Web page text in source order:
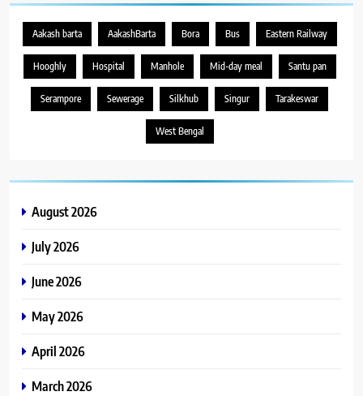
Aakash barta AakashBarta Bora Bus Eastern Railway
Hooghly Hospital Manhole Mid-day meal Santu pan
Serampore Sewerage Silkhub Singur Tarakeswar
West Bengal
August 2026
July 2026
June 2026
May 2026
April 2026
March 2026